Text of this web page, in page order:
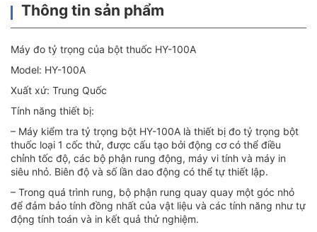
Thông tin sản phẩm
Máy đo tỷ trọng của bột thuốc HY-100A
Model: HY-100A
Xuất xứ: Trung Quốc
Tính năng thiết bị:
– Máy kiểm tra tỷ trọng bột HY-100A là thiết bị đo tỷ trọng bột
thuốc loại 1 cốc thử, được cấu tạo bởi động cơ có thể điều
chỉnh tốc độ, các bộ phận rung động, máy vi tính và máy in
siêu nhỏ. Biên độ và số lần dao động có thể tự thiết lập.
– Trong quá trình rung, bộ phận rung quay quay một góc nhỏ
để đảm bảo tính đồng nhất của vật liệu và các tính năng như tự
động tính toán và in kết quả thử nghiệm.